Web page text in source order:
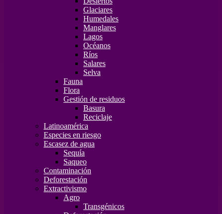
Glaciares
Humedales
Manglares
Lagos
Océanos
Ríos
Salares
Selva
Fauna
Flora
Gestión de residuos
Basura
Reciclaje
Latinoamérica
Especies en riesgo
Escasez de agua
Sequía
Saqueo
Contaminación
Deforestación
Extractivismo
Agro
Transgénicos